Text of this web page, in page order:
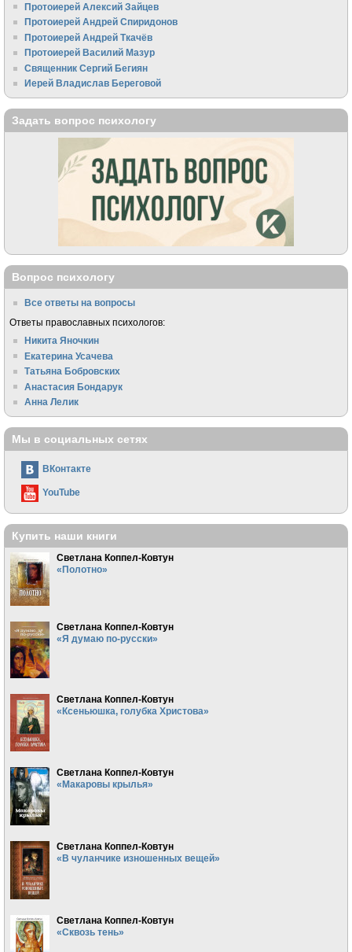
Протоиерей Алексий Зайцев
Протоиерей Андрей Спиридонов
Протоиерей Андрей Ткачёв
Протоиерей Василий Мазур
Священник Сергий Бегиян
Иерей Владислав Береговой
Задать вопрос психологу
Вопрос психологу
Все ответы на вопросы
Ответы православных психологов:
Никита Яночкин
Екатерина Усачева
Татьяна Бобровских
Анастасия Бондарук
Анна Лелик
Мы в социальных сетях
ВКонтакте
YouTube
Купить наши книги
Светлана Коппел-Ковтун
«Полотно»
Светлана Коппел-Ковтун
«Я думаю по-русски»
Светлана Коппел-Ковтун
«Ксеньюшка, голубка Христова»
Светлана Коппел-Ковтун
«Макаровы крылья»
Светлана Коппел-Ковтун
«В чуланчике изношенных вещей»
Светлана Коппел-Ковтун
«Сквозь тень»